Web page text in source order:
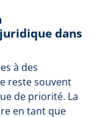
dans
à des
reste souvent
de priorité. La
en tant que